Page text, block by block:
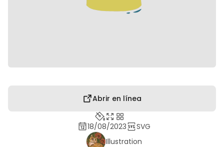
Abrir en línea
18/08/2023
SVG
Illustration